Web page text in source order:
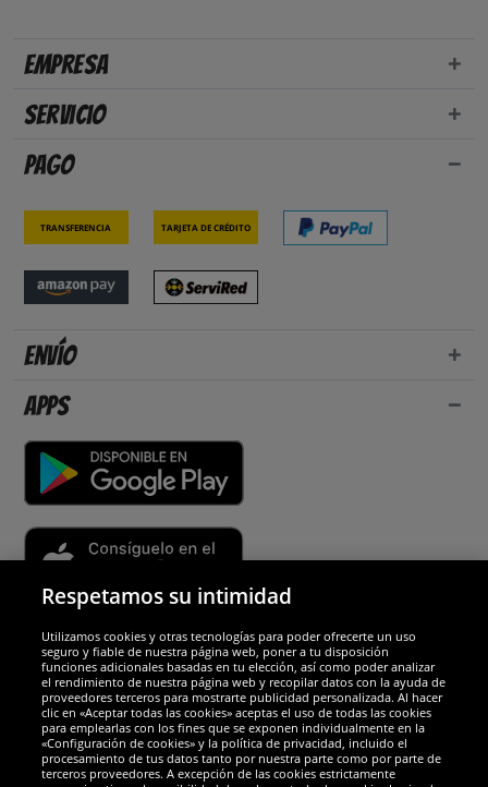
Empresa
Servicio
Pago
Transferencia Tarjeta de crédito
Envío
Apps
Socios y seguridad
Galardones
Respetamos su intimidad
Utilizamos cookies y otras tecnologías para poder ofrecerte un uso
seguro y fiable de nuestra página web, poner a tu disposición
funciones adicionales basadas en tu elección, así como poder analizar
el rendimiento de nuestra página web y recopilar datos con la ayuda de
proveedores terceros para mostrarte publicidad personalizada. Al hacer
clic en «Aceptar todas las cookies» aceptas el uso de todas las cookies
para emplearlas con los fines que se exponen individualmente en la
«Configuración de cookies» y la política de privacidad, incluido el
procesamiento de tus datos tanto por nuestra parte como por parte de
terceros proveedores. A excepción de las cookies estrictamente